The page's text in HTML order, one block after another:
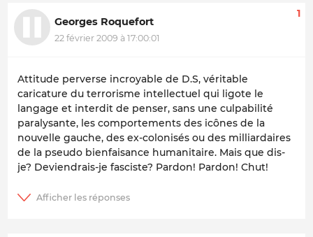
Georges Roquefort
22 février 2009 à 17:00:01
1
Attitude perverse incroyable de D.S, véritable
caricature du terrorisme intellectuel qui ligote le
langage et interdit de penser, sans une culpabilité
paralysante, les comportements des icônes de la
nouvelle gauche, des ex-colonisés ou des milliardaires
de la pseudo bienfaisance humanitaire. Mais que dis-
je? Deviendrais-je fasciste? Pardon! Pardon! Chut!